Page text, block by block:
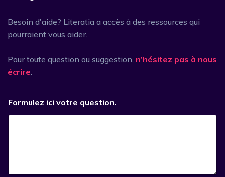
Besoin d'aide? Literatia a accès à des ressources qui
pourraient vous aider.
Pour toute question ou suggestion, n’hésitez pas à nous
écrire.
Formulez ici votre question.